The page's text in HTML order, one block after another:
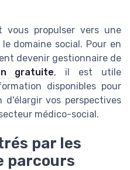
vous propulser vers une
domaine social. Pour en
devenir gestionnaire de
gratuite, il est utile
disponibles pour
d'élargir vos perspectives
médico-social.
par les
parcours